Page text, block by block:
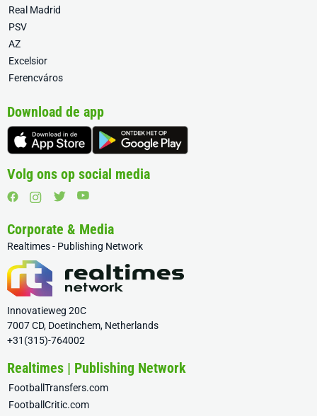
Real Madrid
PSV
AZ
Excelsior
Ferencváros
Download de app
Volg ons op social media
Corporate & Media
Realtimes - Publishing Network
Innovatieweg 20C
7007 CD, Doetinchem, Netherlands
+31(315)-764002
Realtimes | Publishing Network
FootballTransfers.com
FootballCritic.com